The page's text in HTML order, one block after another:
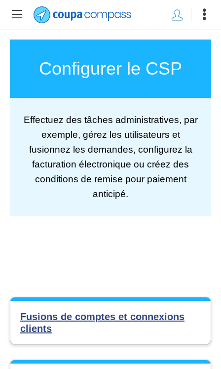
Configurer le CSP
Effectuez des tâches administratives, par
exemple, gérez les utilisateurs et
fusionnez les demandes, configurez la
facturation électronique ou créez des
conditions de remise pour paiement
anticipé.
Fusions de comptes et connexions
clients